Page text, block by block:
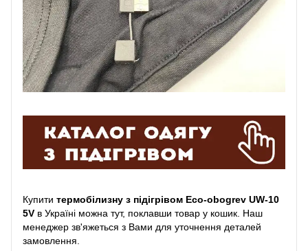
Купити термобілизну з підігрівом Eco-obogrev UW-10
5V в Україні можна тут, поклавши товар у кошик. Наш
менеджер зв'яжеться з Вами для уточнення деталей
замовлення.